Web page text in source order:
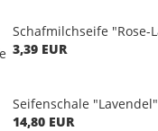
Schafmilchseife "Rose-
3,39 EUR
Seifenschale
14,80 EUR